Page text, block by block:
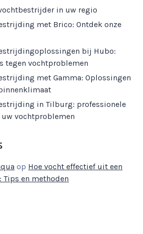
in uw regio
met Brico: Ontdek onze
bij Hubo:
tegen vochtproblemen
met Gamma: Oplossingen
in Tilburg: professionele
vochtproblemen
op Hoe vocht effectief uit een
en methoden